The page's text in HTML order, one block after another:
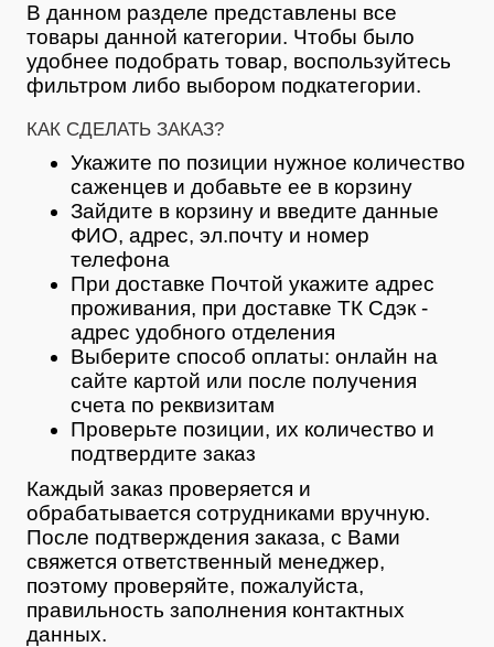
В данном разделе представлены все
товары данной категории. Чтобы было
удобнее подобрать товар, воспользуйтесь
фильтром либо выбором подкатегории.
КАК СДЕЛАТЬ ЗАКАЗ?
Укажите по позиции нужное количество
саженцев и добавьте ее в корзину
Зайдите в корзину и введите данные
ФИО, адрес, эл.почту и номер
телефона
При доставке Почтой укажите адрес
проживания, при доставке ТК Сдэк -
адрес удобного отделения
Выберите способ оплаты: онлайн на
сайте картой или после получения
счета по реквизитам
Проверьте позиции, их количество и
подтвердите заказ
Каждый заказ проверяется и
обрабатывается сотрудниками вручную.
После подтверждения заказа, с Вами
свяжется ответственный менеджер,
поэтому проверяйте, пожалуйста,
правильность заполнения контактных
данных.